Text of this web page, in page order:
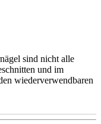
sind nicht alle
und im
wiederverwendbaren